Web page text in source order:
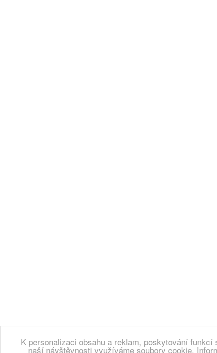
K personalizaci obsahu a reklam, poskytování
naší návštěvnosti využíváme soubory cookie.